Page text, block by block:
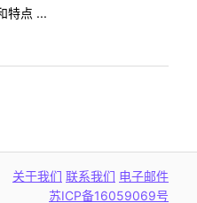
特点 ...
关于我们 联系我们 电子邮件
苏ICP备16059069号